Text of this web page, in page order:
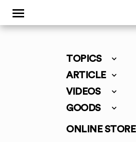
TOPICS
ARTICLE
VIDEOS
GOODS
ONLINE STORE